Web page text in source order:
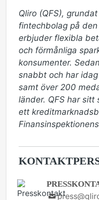
Qliro (QFS),
fintechbolag på
erbjuder flexibla
och förmånliga
konsumenter.
snabbt och har
samt över 200
länder. QFS har sitt
ett